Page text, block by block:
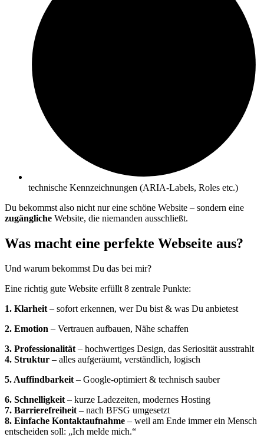
technische Kennzeichnungen (ARIA-Labels, Roles etc.)
Du bekommst also nicht nur eine schöne Website – sondern eine
zugängliche Website, die niemanden ausschließt.
Was macht eine perfekte Webseite aus?
Und warum bekommst Du das bei mir?
Eine richtig gute Website erfüllt 8 zentrale Punkte:
1. Klarheit – sofort erkennen, wer Du bist & was Du anbietest
2. Emotion – Vertrauen aufbauen, Nähe schaffen
3. Professionalität – hochwertiges Design, das Seriosität ausstrahlt
4. Struktur – alles aufgeräumt, verständlich, logisch
5. Auffindbarkeit – Google-optimiert & technisch sauber
6. Schnelligkeit – kurze Ladezeiten, modernes Hosting
7. Barrierefreiheit – nach BFSG umgesetzt
8. Einfache Kontaktaufnahme – weil am Ende immer ein Mensch
entscheiden soll: „Ich melde mich.“